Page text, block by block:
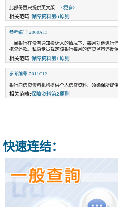
此部份暂只提供英文版 ... <更多>
相关范畴:保障资料第6原则
参考编号:2008A15
一间银行在没有通知投诉人的情况下，每月对他进行
拖欠还款。私隐专员裁定该银行每月的信贷监察违反
相关范畴:保障资料第1原则
参考编号:2011C12
银行向信贷资料机构提供个人信贷资料：须确保所提
相关范畴:保障资料第2原则
快速连结：